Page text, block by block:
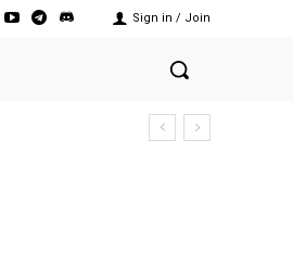
Sign in / Join